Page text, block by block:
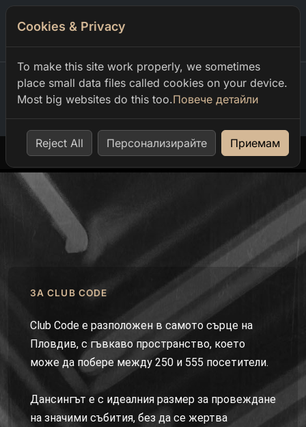
Home our events chris bau back to the future
ЗА CLUB CODE
Club Code е разположен в самото сърце на
Пловдив, с гъвкаво пространство, което
може да побере между 250 и 555 посетители.
Дансингът е с идеалния размер за провеждане
на значими събития, без да се жертва
Cookies & Privacy
To make this site work properly, we sometimes
place small data files called cookies on your device.
Most big websites do this too.Повече детайли
Reject All Персонализирайте Приемам